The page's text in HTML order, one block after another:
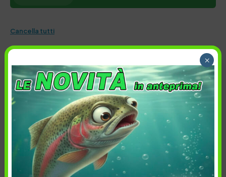
Cancella tutti
8,90 € 8,90 €
×